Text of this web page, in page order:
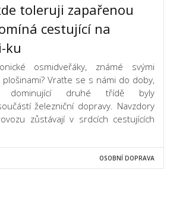
toleruji zapařenou
cestující na
ku
osmidveřáky, známé svými
Vraťte se s námi do doby,
druhé třídě byly
železniční dopravy. Navzdory
zůstávají v srdcích cestujících
OSOBNÍ DOPRAVA